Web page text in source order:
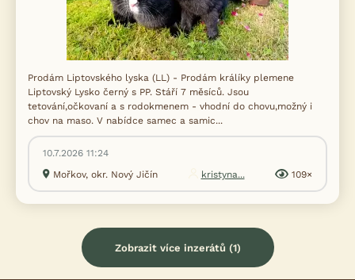
Prodám Liptovského lyska (LL) - Prodám králíky plemene
Liptovský Lysko černý s PP. Stáří 7 měsíců. Jsou
tetování,očkovaní a s rodokmenem - vhodní do chovu,možný i
chov na maso. V nabídce samec a samic...
10.7.2026 11:24
Mořkov, okr. Nový Jičín
kristyna... 109×
Zobrazit více inzerátů (1)